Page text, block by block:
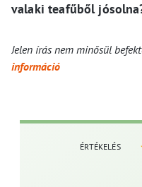
valaki teafűből
Jelen írás nem minősül
információ
ÉRTÉKELÉS